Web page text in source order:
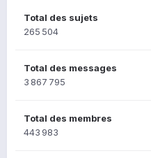
Total des sujets
265 504
Total des messages
3 867 795
Total des membres
443 983